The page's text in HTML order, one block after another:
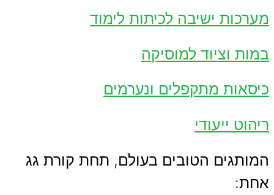
מערכות ישיבה לכיתות לימוד
במות וציוד למוסיקה
כיסאות מתקפלים ונערמים
ריהוט ייעודי
המותגים הטובים בעולם, תחת קורת גג
אחת: